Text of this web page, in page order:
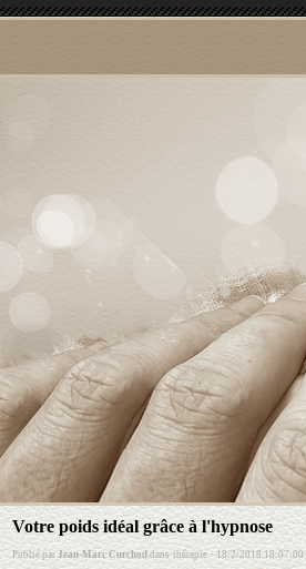
Votre poids idéal grâce à l'hypnose
Publié parJean-Marc Curchod dansthérapie · 18/2/2018 18:07:00